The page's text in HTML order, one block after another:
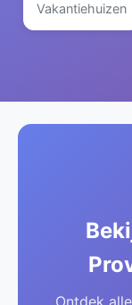
Vakantiehuizen
Ontdek